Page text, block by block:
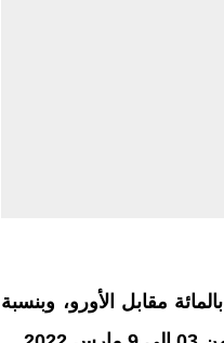
أفاد بنك المغرب بأن سعر صرف الدرهم انخفض بنسبة 2,1 بالمائة مقابل الأورو، وبنسبة